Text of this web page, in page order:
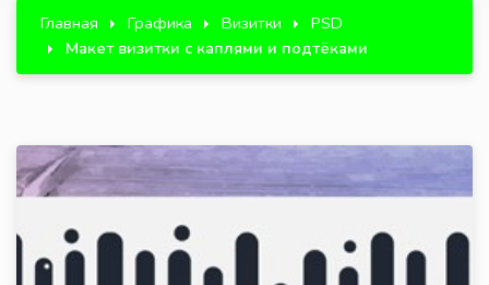
Главная Графика Визитки
PSD
Макет визитки с каплями и подтёками